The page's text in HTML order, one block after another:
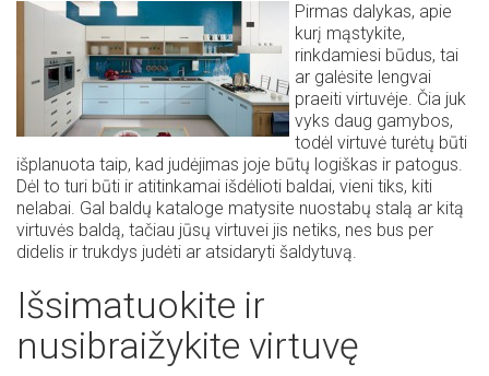
Pirmas dalykas, apie
kurį mąstykite,
rinkdamiesi būdus, tai
ar galėsite lengvai
praeiti virtuvėje. Čia juk
vyks daug gamybos,
todėl virtuvė turėtų būti
išplanuota taip, kad judėjimas joje būtų logiškas ir patogus.
Dėl to turi būti ir atitinkamai išdėlioti baldai, vieni tiks, kiti
nelabai. Gal baldų kataloge matysite nuostabų stalą ar kitą
virtuvės baldą, tačiau jūsų virtuvei jis netiks, nes bus per
didelis ir trukdys judėti ar atsidaryti šaldytuvą.
Išsimatuokite ir
nusibraižykite virtuvę